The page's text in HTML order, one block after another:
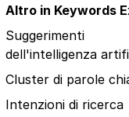
Altro in Keywords
Suggerimenti
dell'intelligenza
Cluster di parole
Intenzioni di ricerca